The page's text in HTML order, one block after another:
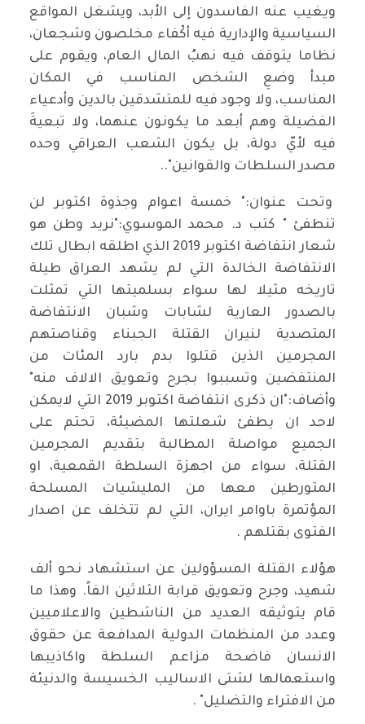
ويغيب عنه الفاسدون إلى الأبد، ويشغل المواقع
السياسية والإدارية فيه أكْفاء مخلصون وشجعان،
نظاما يتوقف فيه نهبُ المال العام، ويقوم على
مبدأ وضعِ الشخص المناسب في المكان
المناسب، ولا وجود فيه للمتشدقين بالدين وأدعياء
الفضيلة وهم أبعد ما يكونون عنهما، ولا تبعيةَ
فيه لأيّ دولة، بل يكون الشعب العراقي وحده
مصدر السلطات والقوانين"..
وتحت عنوان:" خمسة اعوام وجذوة اكتوبر لن
تنطفئ " كتب د. محمد الموسوي:"نريد وطن هو
شعار انتفاضة اكتوبر 2019 الذي اطلقه ابطال تلك
الانتفاضة الخالدة التي لم يشهد العراق طيلة
تاريخه مثيلا لها سواء بسلميتها التي تمثلت
بالصدور العارية لشابات وشبان الانتفاضة
المتصدية لنيران القتلة الجبناء وقناصتهم
المجرمين الذين قتلوا بدم بارد المئات من
المنتفضين وتسببوا بجرح وتعويق الالاف منه"
وأضاف:"ان ذكرى انتفاضة اكتوبر 2019 التي لايمكن
لاحد ان يطفئ شعلتها المضيئة، تحتم على
الجميع مواصلة المطالبة بتقديم المجرمين
القتلة، سواء من اجهزة السلطة القمعية، او
المتورطين معها من المليشيات المسلحة
المؤتمرة باوامر ايران، التي لم تتخلف عن اصدار
الفتوى بقتلهم .
هؤلاء القتلة المسؤولين عن استشهاد نحو ألف
شهيد، وجرح وتعويق قرابة الثلاثين الفاً. وهذا ما
قام يتوثيقه العديد من الناشطين والاعلاميين
وعدد من المنظمات الدولية المدافعة عن حقوق
الانسان فاضحة مزاعم السلطة واكاذيبها
واستعمالها لشتى الاساليب الخسيسة والدنيئة
من الافتراء والتضليل" .